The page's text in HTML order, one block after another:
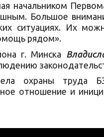
начальником
Большое
ситуациях. Их
рядом».
г. Минска
охраны труда
отношение и